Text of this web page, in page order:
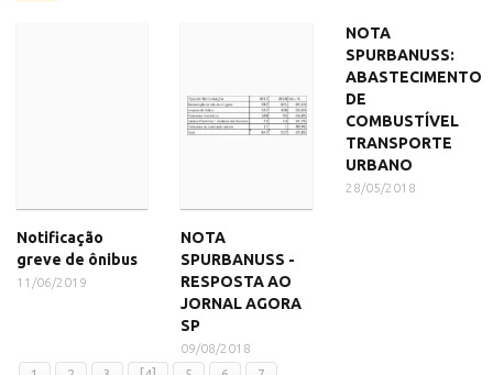
Notificação
greve de ônibus
11/06/2019
NOTA
SPURBANUSS -
RESPOSTA AO
JORNAL AGORA
SP
09/08/2018
NOTA
SPURBANUSS:
ABASTECIMENTO
DE
COMBUSTÍVEL
TRANSPORTE
URBANO
28/05/2018